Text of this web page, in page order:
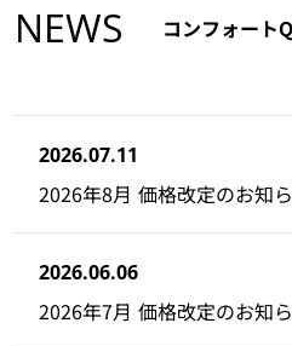
NEWS コンフォート
2026.07.11
2026年8月 価格改定のお知
2026.06.06
2026年7月 価格改定のお知